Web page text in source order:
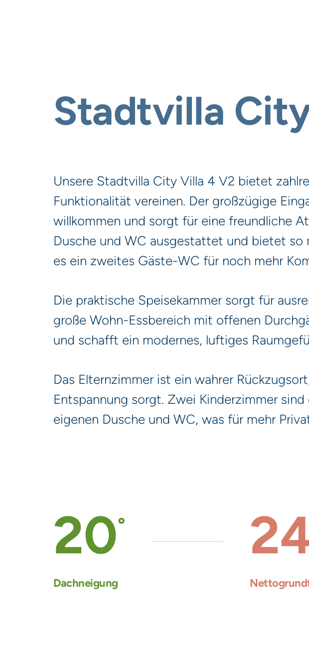
Stadtvilla
Unsere Stadtvilla City Villa 4 V2 bietet
Funktionalität vereinen. Der großzügige
willkommen und sorgt für eine freundliche
Dusche und WC ausgestattet und bietet so
es ein zweites Gäste-WC für noch mehr
Die praktische Speisekammer sorgt für
große Wohn-Essbereich mit offenen
und schafft ein modernes, luftiges
Das Elternzimmer ist ein wahrer
Entspannung sorgt. Zwei Kinderzimmer
eigenen Dusche und WC, was für mehr
20°
Dachneigung